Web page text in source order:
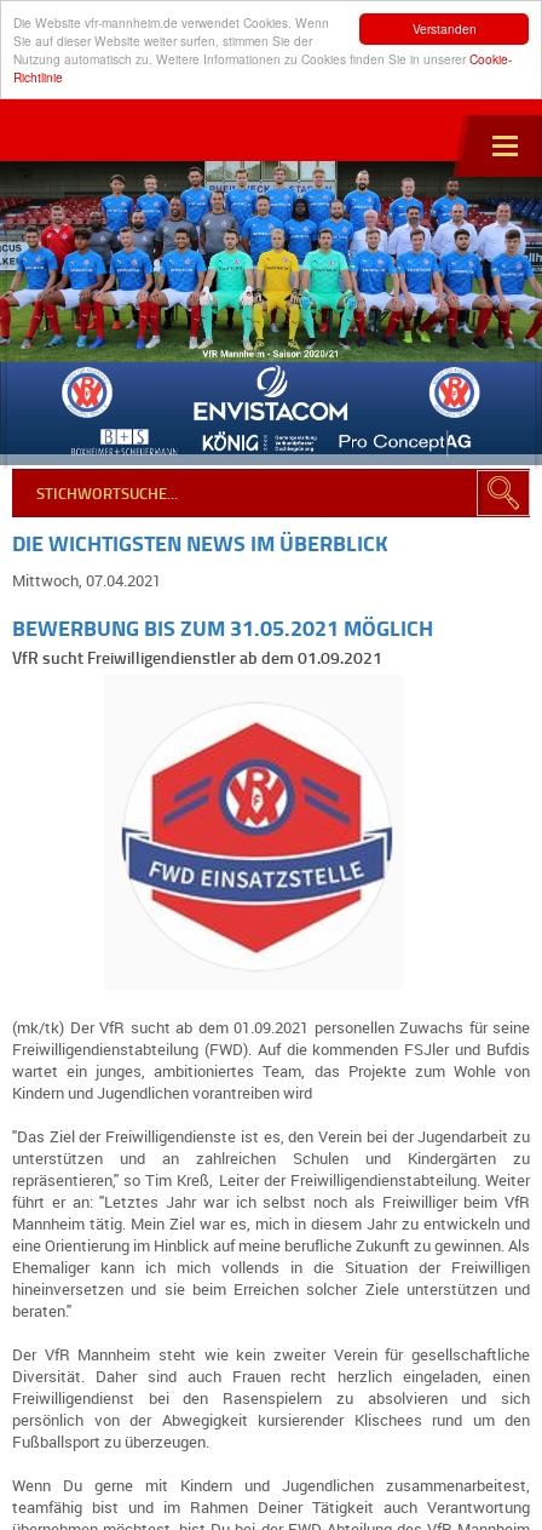
Verstanden
Die Website vfr-mannheim.de verwendet Cookies. Wenn
Sie auf dieser Website weiter surfen, stimmen Sie der
Nutzung automatisch zu. Weitere Informationen zu Cookies finden Sie in unserer Cookie-
Richtlinie
DIE WICHTIGSTEN NEWS IM ÜBERBLICK
Mittwoch, 07.04.2021
BEWERBUNG BIS ZUM 31.05.2021 MÖGLICH
VfR sucht Freiwilligendienstler ab dem 01.09.2021
(mk/tk) Der VfR sucht ab dem 01.09.2021 personellen Zuwachs für seine
Freiwilligendienstabteilung (FWD). Auf die kommenden FSJler und Bufdis
wartet ein junges, ambitioniertes Team, das Projekte zum Wohle von
Kindern und Jugendlichen vorantreiben wird
"Das Ziel der Freiwilligendienste ist es, den Verein bei der Jugendarbeit zu
unterstützen und an zahlreichen Schulen und Kindergärten zu
repräsentieren," so Tim Kreß, Leiter der Freiwilligendienstabteilung. Weiter
führt er an: "Letztes Jahr war ich selbst noch als Freiwilliger beim VfR
Mannheim tätig. Mein Ziel war es, mich in diesem Jahr zu entwickeln und
eine Orientierung im Hinblick auf meine berufliche Zukunft zu gewinnen. Als
Ehemaliger kann ich mich vollends in die Situation der Freiwilligen
hineinversetzen und sie beim Erreichen solcher Ziele unterstützen und
beraten."
Der VfR Mannheim steht wie kein zweiter Verein für gesellschaftliche
Diversität. Daher sind auch Frauen recht herzlich eingeladen, einen
Freiwilligendienst bei den Rasenspielern zu absolvieren und sich
persönlich von der Abwegigkeit kursierender Klischees rund um den
Fußballsport zu überzeugen.
Wenn Du gerne mit Kindern und Jugendlichen zusammenarbeitest,
teamfähig bist und im Rahmen Deiner Tätigkeit auch Verantwortung